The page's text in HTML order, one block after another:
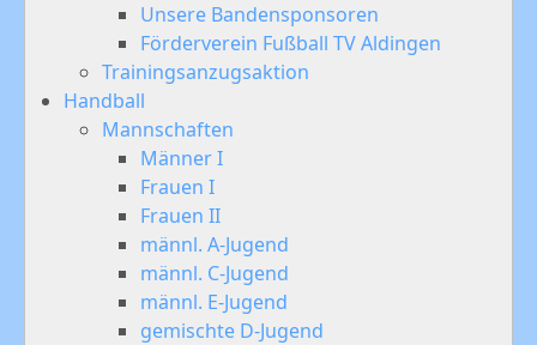
Unsere Bandensponsoren
Förderverein Fußball TV Aldingen
Trainingsanzugsaktion
Handball
Mannschaften
Männer I
Frauen I
Frauen II
männl. A-Jugend
männl. C-Jugend
männl. E-Jugend
gemischte D-Jugend